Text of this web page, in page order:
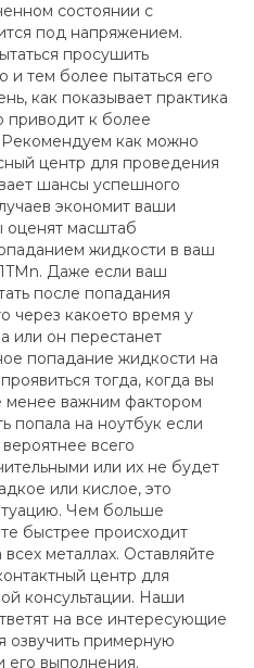
состоянии с
под напряжением.
просушить
и тем более пытаться его
как показывает практика
приводит к более
как можно
центр для проведения
шансы успешного
экономит ваши
оценят масштаб
жидкости в ваш
Даже если ваш
после попадания
через какоето время у
или он перестанет
попадание жидкости на
тогда, когда вы
менее важним фактором
попала на ноутбук если
всего
или их не будет
или кислое, это
Чем больше
быстрее происходит
металлах. Оставляйте
центр для
консультации. Наши
на все интересующие
озвучить примерную
его выполнения.